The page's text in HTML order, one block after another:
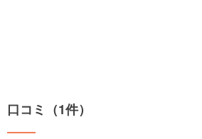
口コミ（1件）